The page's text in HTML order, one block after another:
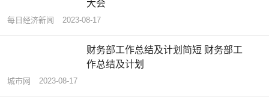
大会
每日经济新闻 2023-08-17
财务部工作总结及计划简短 财务部工
作总结及计划
城市网 2023-08-17